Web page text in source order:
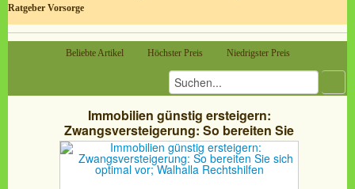
Ratgeber Vorsorge
Beliebte Artikel Höchster Preis Niedrigster Preis
Immobilien günstig ersteigern:
Zwangsversteigerung: So bereiten Sie
sich optimal vor; Walhalla Rechtshilfen